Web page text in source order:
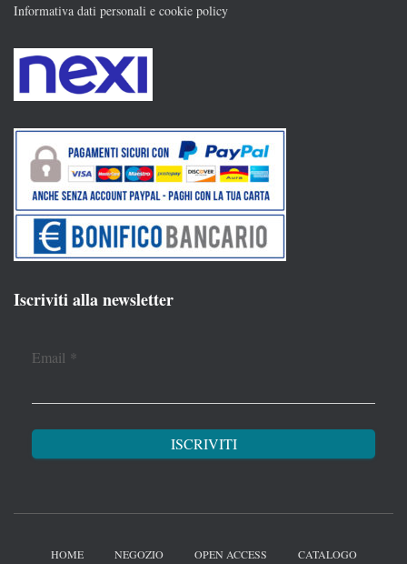
Informativa dati personali e cookie policy
Iscriviti alla newsletter
Email *
HOME NEGOZIO OPEN ACCESS CATALOGO